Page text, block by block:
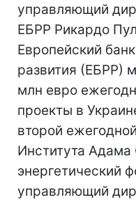
управляющий
ЕБРР Рикардо
Европейский
развития (ЕБРР)
млн евро
проекты в
второй
Института Адама
энергетический
управляющий